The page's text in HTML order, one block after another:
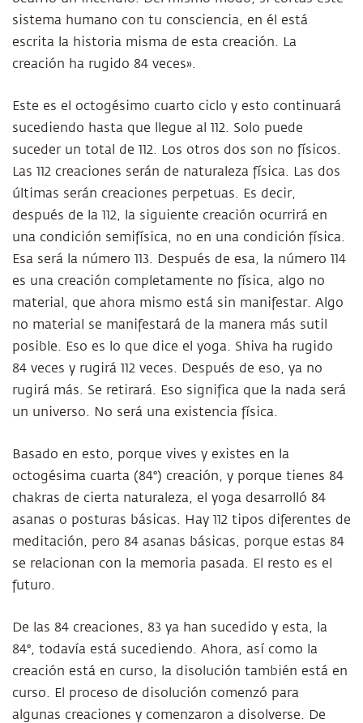
sistema humano con tu consciencia, en él está
escrita la historia misma de esta creación. La
creación ha rugido 84 veces».
Este es el octogésimo cuarto ciclo y esto continuará
sucediendo hasta que llegue al 112. Solo puede
suceder un total de 112. Los otros dos son no físicos.
Las 112 creaciones serán de naturaleza física. Las dos
últimas serán creaciones perpetuas. Es decir,
después de la 112, la siguiente creación ocurrirá en
una condición semifísica, no en una condición física.
Esa será la número 113. Después de esa, la número 114
es una creación completamente no física, algo no
material, que ahora mismo está sin manifestar. Algo
no material se manifestará de la manera más sutil
posible. Eso es lo que dice el yoga. Shiva ha rugido
84 veces y rugirá 112 veces. Después de eso, ya no
rugirá más. Se retirará. Eso significa que la nada será
un universo. No será una existencia física.
Basado en esto, porque vives y existes en la
octogésima cuarta (84°) creación, y porque tienes 84
chakras de cierta naturaleza, el yoga desarrolló 84
asanas o posturas básicas. Hay 112 tipos diferentes de
meditación, pero 84 asanas básicas, porque estas 84
se relacionan con la memoria pasada. El resto es el
futuro.
De las 84 creaciones, 83 ya han sucedido y esta, la
84°, todavía está sucediendo. Ahora, así como la
creación está en curso, la disolución también está en
curso. El proceso de disolución comenzó para
algunas creaciones y comenzaron a disolverse. De